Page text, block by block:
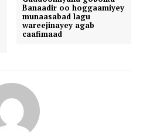
Banaadir oo hoggaamiyey
munaasabad lagu
wareejinayey agab
caafimaad